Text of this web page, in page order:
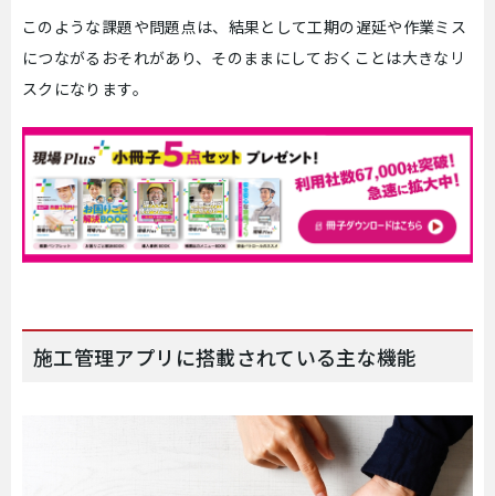
このような課題や問題点は、結果として工期の遅延や作業ミス
につながるおそれがあり、そのままにしておくことは大きなリ
スクになります。
施工管理アプリに搭載されている主な機能